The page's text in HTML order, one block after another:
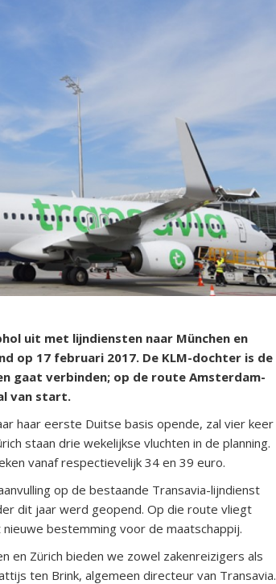
uit met lijndiensten naar München en
op 17 februari 2017. De KLM-dochter is de
gaat verbinden; op de route Amsterdam-
van start.
haar eerste Duitse basis opende, zal vier keer
staan drie wekelijkse vluchten in de planning.
vanaf respectievelijk 34 en 39 euro.
op de bestaande Transavia-lijndienst
dit jaar werd geopend. Op die route vliegt
bestemming voor de maatschappij.
en Zürich bieden we zowel zakenreizigers als
ten Brink, algemeen directeur van Transavia.